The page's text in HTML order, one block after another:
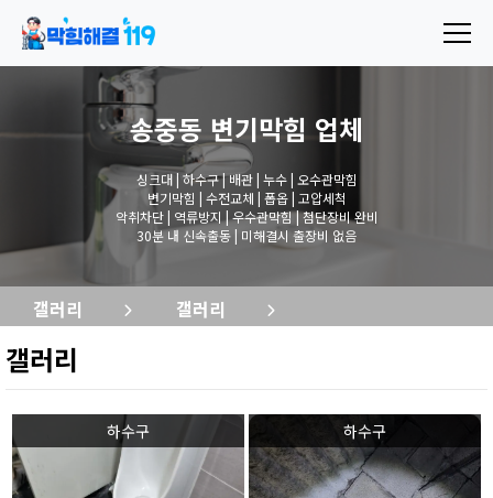
송중동 변기막힘 업체
싱크대 | 하수구 | 배관 | 누수 | 오수관막힘
변기막힘 | 수전교체 | 폽옵 | 고압세척
악취차단 | 역류방지 | 우수관막힘 | 첨단장비 완비
30분 내 신속출동 | 미해결시 출장비 없음
갤러리 갤러리
갤러리
하수구 하수구